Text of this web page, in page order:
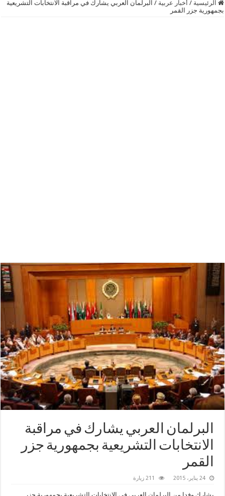
الرئيسية / أخبار عربية / البرلمان العربي يشارك في مراقبة الانتخابات التشريعية
بجمهورية جزر القمر
البرلمان العربي يشارك في مراقبة
الانتخابات التشريعية بجمهورية جزر
القمر
24 يناير، 2015 211 زيارة